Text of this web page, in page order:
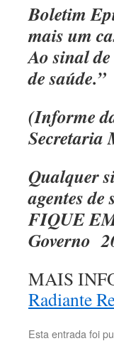
Boletim
mais um
Ao sinal
de saúde.”
(Informe
Secretaria
Qualquer
agentes
FIQUE
Governo
MAIS
Radiante
Esta entrada foi